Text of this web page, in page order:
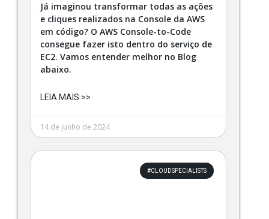
Já imaginou transformar todas as ações
e cliques realizados na Console da AWS
em código? O AWS Console-to-Code
consegue fazer isto dentro do serviço de
EC2. Vamos entender melhor no Blog
abaixo.
LEIA MAIS >>
14 de junho de 2024
#CLOUDSPECIALISTS